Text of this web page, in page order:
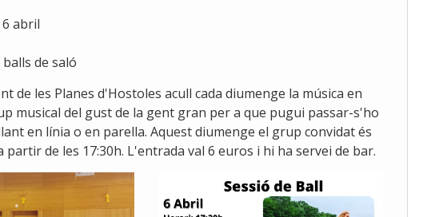
abril
de saló
de les Planes d'Hostoles acull cada diumenge la música en
musical del gust de la gent gran per a que pugui passar-s'ho
en línia o en parella. Aquest diumenge el grup convidat és
partir de les 17:30h. L'entrada val 6 euros i hi ha servei de bar.